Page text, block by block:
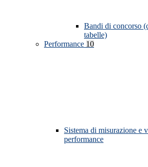
Bandi di concorso
tabelle)
Performance 10
Sistema di misurazione e
performance